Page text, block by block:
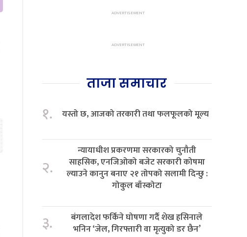
ताजा समाचार
१. यस्तो छ, आजको तरकारी तथा फलफूलको मूल्य
२.
न्यायाधीश प्रकरणमा सरकारको चुनौती
साहसिक, एनजिओको बजेट सरकारी कोषमा
ल्याउने कानुन बनाए २१ तोपको सलामी दिन्छु :
गोकुल बाँस्कोटा
३.
बंगलादेश फर्किने घोषणा गर्दै शेख हसिनाले
भनिन ‘जेल, गिरफ्तारी वा मृत्युको डर छैन’